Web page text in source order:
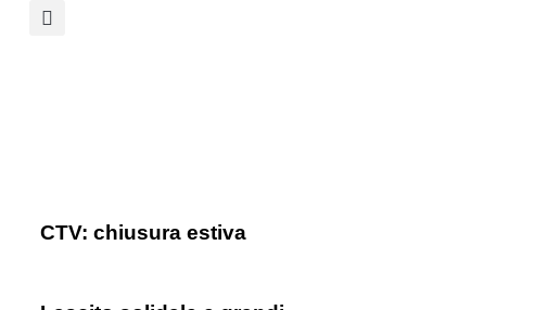
CTV: chiusura estiva